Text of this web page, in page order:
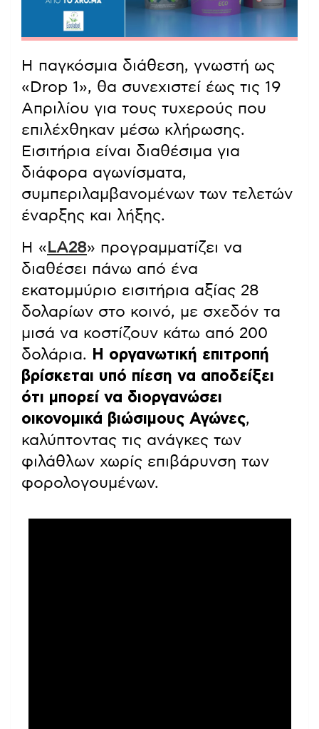
Η παγκόσμια διάθεση, γνωστή ως
«Drop 1», θα συνεχιστεί έως τις 19
Απριλίου για τους τυχερούς που
επιλέχθηκαν μέσω κλήρωσης.
Εισιτήρια είναι διαθέσιμα για
διάφορα αγωνίσματα,
συμπεριλαμβανομένων των τελετών
έναρξης και λήξης.
Η « LA28» προγραμματίζει να
διαθέσει πάνω από ένα
εκατομμύριο εισιτήρια αξίας 28
δολαρίων στο κοινό, με σχεδόν τα
μισά να κοστίζουν κάτω από 200
δολάρια.
Η οργανωτική επιτροπή
βρίσκεται υπό πίεση να αποδείξει
ότι μπορεί να διοργανώσει
οικονομικά βιώσιμους Αγώνες,
καλύπτοντας τις ανάγκες των
φιλάθλων χωρίς επιβάρυνση των
φορολογουμένων.